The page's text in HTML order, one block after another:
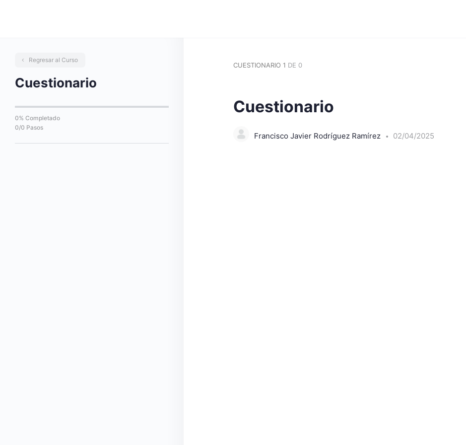
Regresar al Curso
Cuestionario
0% Completado
0/0 Pasos
CUESTIONARIO 1 DE 0
Cuestionario
Francisco Javier Rodríguez Ramírez 02/04/2025